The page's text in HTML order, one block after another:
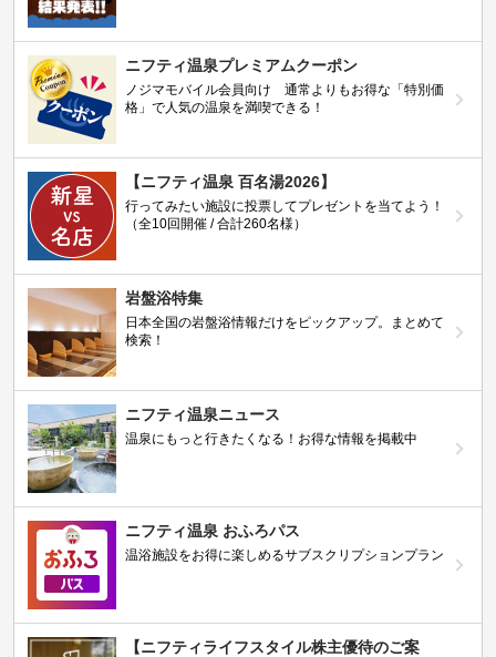
ニフティ温泉プレミアムクーポン
ノジマモバイル会員向け 通常よりもお得な「特別価
格」で人気の温泉を満喫できる！
【ニフティ温泉 百名湯2026】
行ってみたい施設に投票してプレゼントを当てよう！
（全10回開催 / 合計260名様）
岩盤浴特集
日本全国の岩盤浴情報だけをピックアップ。まとめて
検索！
ニフティ温泉ニュース
温泉にもっと行きたくなる！お得な情報を掲載中
ニフティ温泉 おふろパス
温浴施設をお得に楽しめるサブスクリプションプラン
【ニフティライフスタイル株主優待のご案